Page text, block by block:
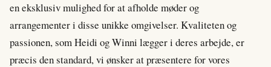
en eksklusiv mulighed for at afholde møder og
arrangementer i disse unikke omgivelser. Kvaliteten og
passionen, som Heidi og Winni lægger i deres arbejde, er
præcis den standard, vi ønsker at præsentere for vores